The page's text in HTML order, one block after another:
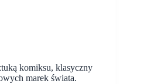
komiksu, klasyczny
marek świata.